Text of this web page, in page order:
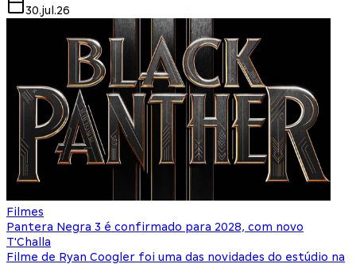
30.jul.26
Filmes
Pantera Negra 3 é confirmado para 2028, com novo
T'Challa
Filme de Ryan Coogler foi uma das novidades do estúdio na